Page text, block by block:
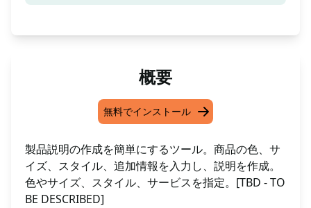
概要
無料でインストール
製品説明の作成を簡単にするツール。商品の色、サ
イズ、スタイル、追加情報を入力し、説明を作成。
色やサイズ、スタイル、サービスを指定。[TBD - TO
BE DESCRIBED]